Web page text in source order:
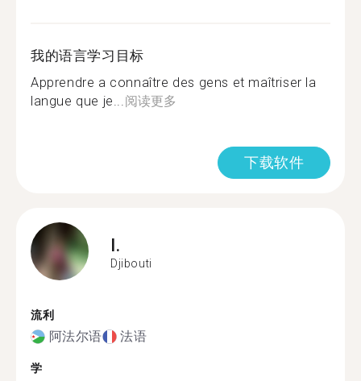
我的语言学习目标
Apprendre a connaître des gens et maîtriser la
langue que je... 阅读更多
下载软件
I.
Djibouti
流利
阿法尔语 法语
学